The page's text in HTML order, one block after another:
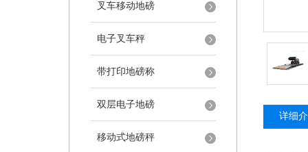
叉车移动地磅
电子叉车秤
带打印地磅称
双层电子地磅
移动式地磅秤
详细